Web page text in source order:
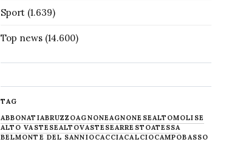
Sport(1.639)
Top news(14.600)
TAG
ABBONATIABRUZZOAGNONEAGNONESEALTOMOLISE
ALTO VASTESEALTOVASTESEARRESTOATESSA
BELMONTE DEL SANNIOCACCIACALCIOCAMPOBASSO